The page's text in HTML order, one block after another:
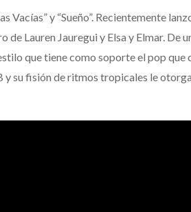
y “Sueño”. Recientemente
Lauren Jauregui y Elsa y Elmar. De
que tiene como soporte el pop que
su fisión de ritmos tropicales le